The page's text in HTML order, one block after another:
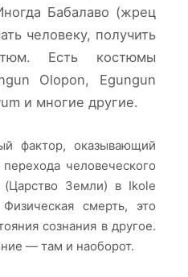
Бабалаво (жрец
человеку, получить
Есть костюмы
Olopon, Egungun
и многие другие.
фактор, оказывающий
человеческого
Земли) в Ikole
смерть, это
сознания в другое.
— там и наоборот.